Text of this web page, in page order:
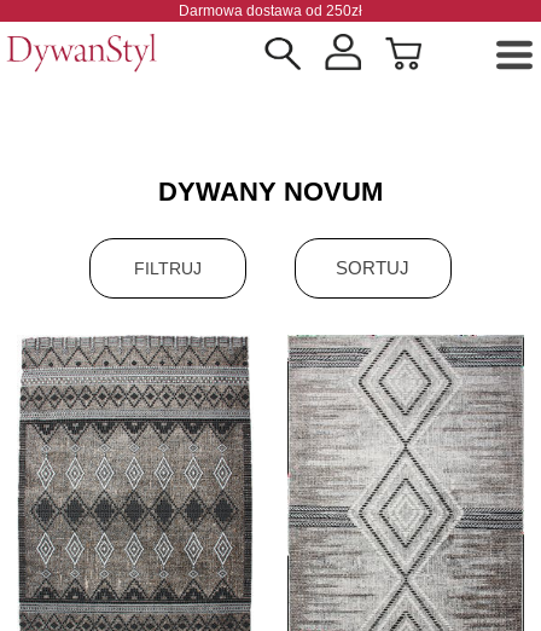
Darmowa dostawa od 250zł
DYWANY NOVUM
FILTRUJ SORTUJ